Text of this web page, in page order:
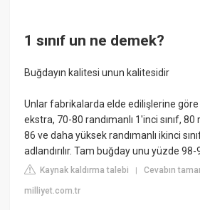
1 sınıf un ne demek?
Buğdayın kalitesi unun kalitesidir
Unlar fabrikalarda elde edilişlerine göre
ekstra, 70-80 randımanlı 1'inci sınıf, 80
86 ve daha yüksek randımanlı ikinci
adlandırılır. Tam buğday unu yüzde 98-
Kaynak kaldırma talebi |Cevabın
milliyet.com.tr